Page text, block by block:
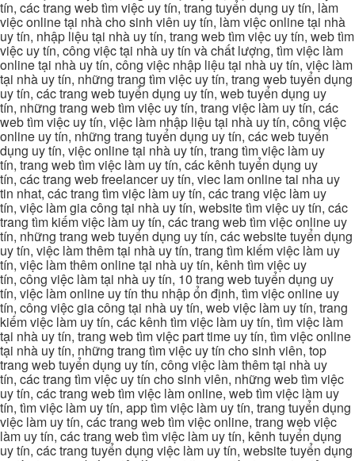
tín, các trang web tìm việc uy tín, trang tuyển dụng uy tín, làm
việc online tại nhà cho sinh viên uy tín, làm việc online tại nhà
uy tín, nhập liệu tại nhà uy tín, trang web tìm việc uy tín, web tìm
việc uy tín, công việc tại nhà uy tín và chất lượng, tìm việc làm
online tại nhà uy tín, công việc nhập liệu tại nhà uy tín, việc làm
tại nhà uy tín, những trang tìm việc uy tín, trang web tuyển dụng
uy tín, các trang web tuyển dụng uy tín, web tuyển dụng uy
tín, những trang web tìm việc uy tín, trang việc làm uy tín, các
web tìm việc uy tín, việc làm nhập liệu tại nhà uy tín, công việc
online uy tín, những trang tuyển dụng uy tín, các web tuyển
dụng uy tín, việc online tại nhà uy tín, trang tìm việc làm uy
tín, trang web tìm việc làm uy tín, các kênh tuyển dụng uy
tín, các trang web freelancer uy tín, viec lam online tai nha uy
tin nhat, các trang tìm việc làm uy tín, các trang việc làm uy
tín, việc làm gia công tại nhà uy tín, website tìm việc uy tín, các
trang tìm kiếm việc làm uy tín, các trang web tìm việc online uy
tín, những trang web tuyển dụng uy tín, các website tuyển dụng
uy tín, việc làm thêm tại nhà uy tín, trang tìm kiếm việc làm uy
tín, việc làm thêm online tại nhà uy tín, kênh tìm việc uy
tín, công việc làm tại nhà uy tín, 10 trang web tuyển dụng uy
tín, việc làm online uy tín thu nhập ổn định, tìm việc online uy
tín, công việc gia công tại nhà uy tín, web việc làm uy tín, trang
kiếm việc làm uy tín, các kênh tìm việc làm uy tín, tìm việc làm
tại nhà uy tín, trang web tìm việc part time uy tín, tìm việc online
tại nhà uy tín, những trang tìm việc uy tín cho sinh viên, top
trang web tuyển dụng uy tín, công việc làm thêm tại nhà uy
tín, các trang tìm việc uy tín cho sinh viên, những web tìm việc
uy tín, các trang web tìm việc làm online, web tìm việc làm uy
tín, tìm việc làm uy tín, app tìm việc làm uy tín, trang tuyển dụng
việc làm uy tín, các trang web tìm việc online, trang web việc
làm uy tín, các trang web tìm việc làm uy tín, kênh tuyển dụng
uy tín, các trang tuyển dụng việc làm uy tín, website tuyển dụng